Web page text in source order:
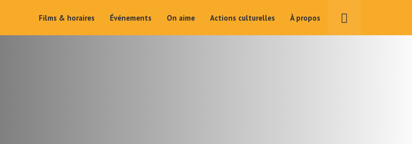
Films & horaires Événements On aime Actions culturelles À propos